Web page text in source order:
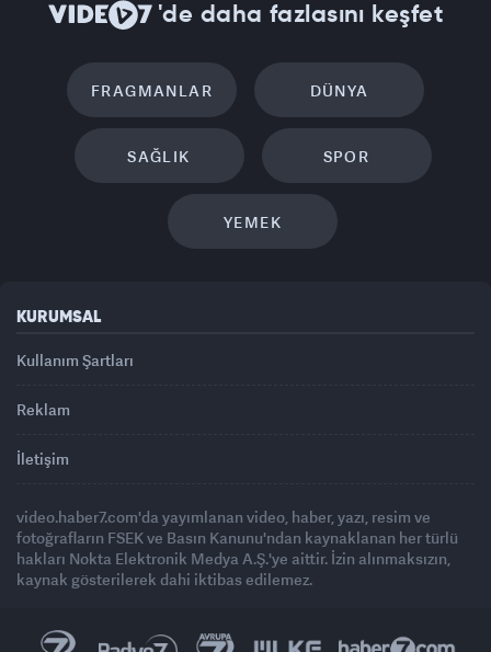
'de daha fazlasını keşfet
FRAGMANLAR DÜNYA
SAĞLIK SPOR
YEMEK
KURUMSAL
Kullanım Şartları
Reklam
İletişim
video.haber7.com'da yayımlanan video, haber, yazı, resim ve
fotoğrafların FSEK ve Basın Kanunu'ndan kaynaklanan her türlü
hakları Nokta Elektronik Medya A.Ş.'ye aittir. İzin alınmaksızın,
kaynak gösterilerek dahi iktibas edilemez.